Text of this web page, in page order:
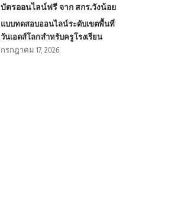
บัตรออนไลน์ฟรี จาก สกร.วังน้อย
แบบทดสอบออนไลน์ระดับเขตพื้นที่
วันเอดส์โลกสำหรับครูโรงเรียน
กรกฎาคม 17, 2026